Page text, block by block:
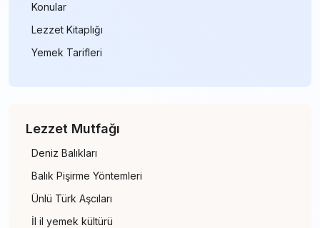
Konular
Lezzet Kitaplığı
Yemek Tarifleri
Lezzet Mutfağı
Deniz Balıkları
Balık Pişirme Yöntemleri
Ünlü Türk Aşcıları
İl il yemek kültürü